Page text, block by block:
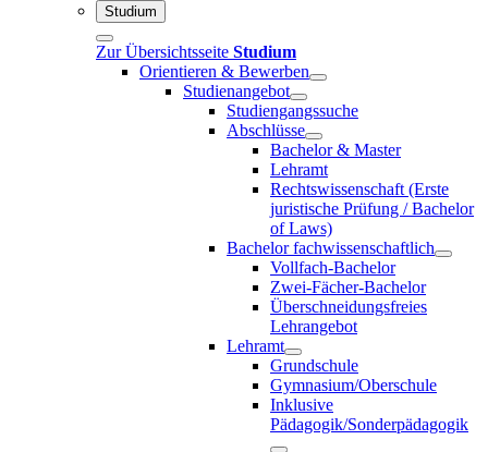
Studium
Zur Übersichtsseite Studium
Orientieren & Bewerben
Studienangebot
Studiengangssuche
Abschlüsse
Bachelor & Master
Lehramt
Rechtswissenschaft (Erste
juristische Prüfung / Bachelor
of Laws)
Bachelor fachwissenschaftlich
Vollfach-Bachelor
Zwei-Fächer-Bachelor
Überschneidungsfreies
Lehrangebot
Lehramt
Grundschule
Gymnasium/Oberschule
Inklusive
Pädagogik/Sonderpädagogik